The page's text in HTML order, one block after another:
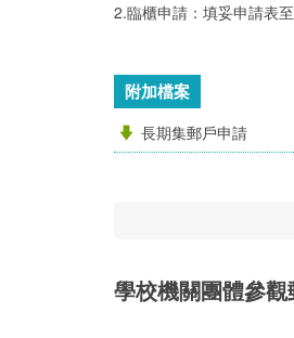
2.臨櫃申請：填妥申請表
附加檔案
長期集郵戶申請
學校機關團體參